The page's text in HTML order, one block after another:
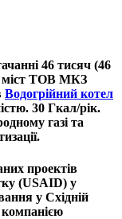
46 тисяч (46
міст ТОВ МКЗ
Водогрійний котел
30 Гкал/рік.
газі та
проектів
(USAID) у
у Східній
компанією